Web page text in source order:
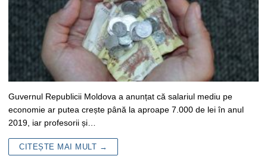
Guvernul Republicii Moldova a anunțat că salariul mediu pe
economie ar putea crește până la aproape 7.000 de lei în anul
2019, iar profesorii și…
CITEȘTE MAI MULT →